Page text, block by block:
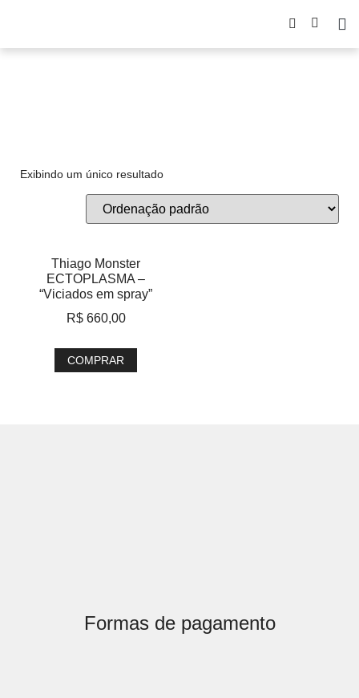
Exibindo um único resultado
Thiago Monster
ECTOPLASMA –
“Viciados em spray”
R$660,00
COMPRAR
Formas de pagamento